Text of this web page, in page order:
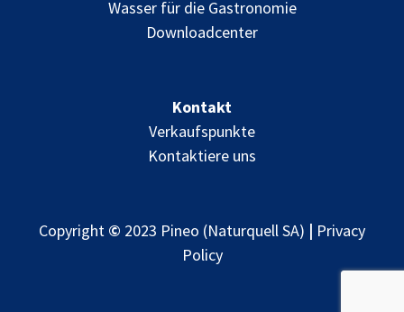
Wasser für die Gastronomie
Downloadcenter
Kontakt
Verkaufspunkte
Kontaktiere uns
Copyright © 2023 Pineo (Naturquell SA) | Privacy
Policy